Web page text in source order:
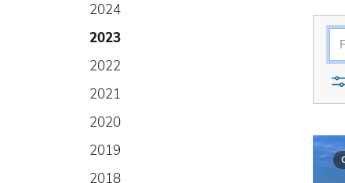
2024
2023
2022
2021
2020
2019
2018